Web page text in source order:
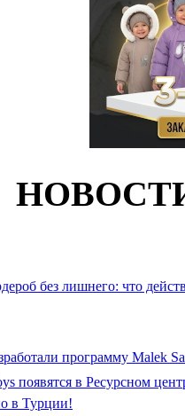
без лишнего: что
программу Malek
появятся в Ресурсном
в Турции!